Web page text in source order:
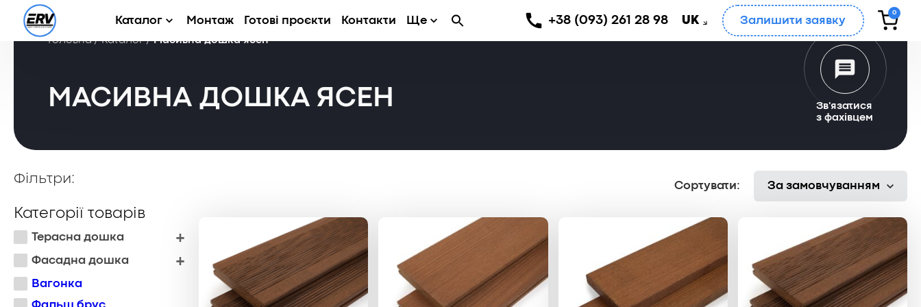
Каталог Монтаж Готові проєкти Контакти Ще +38 (093) 261 28 98 UK Залишити заявку
0
Головна / Каталог / Масивна дошка ясен
МАСИВНА ДОШКА ЯСЕН
Зв'язатися
з фахівцем
Фільтри:
Категорії товарів
Терасна дошка
Фасадна дошка
Вагонка
Сортувати: За замовчуванням